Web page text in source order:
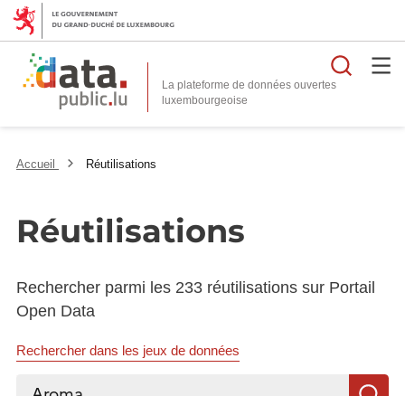
La plateforme de données ouvertes
Accueil Réutilisations
Réutilisations
Rechercher parmi les 233 réutilisations sur Portail
Open Data
Rechercher dans les jeux de données
Rechercher...